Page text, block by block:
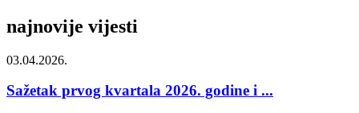
najnovije vijesti
03.04.2026.
Sažetak prvog kvartala 2026. godine i ...